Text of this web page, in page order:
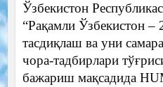
Ўзбекистон
“Рақамли Ўзбекистон –
тасдиқлаш ва уни
чора-тадбирлари
бажариш мақсадида